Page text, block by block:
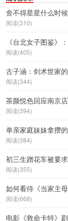
舍不得星星什么时
阅读(310)
《台北女子图鉴》
阅读(405)
古子涵：剑术世家
阅读(344)
茶颜悦色回应南京
阅读(394)
单亲家庭妹妹拿攒
阅读(384)
初三生蹭花车被要
阅读(355)
如何看待《当家主
阅读(668)
电影《救命卡特》